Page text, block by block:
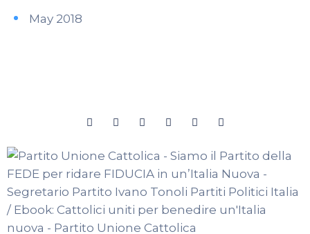
May 2018